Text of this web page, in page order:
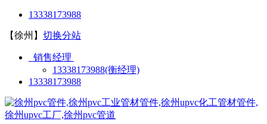
13338173988
【徐州】 切换分站
销售经理
13338173988(衡经理)
13338173988